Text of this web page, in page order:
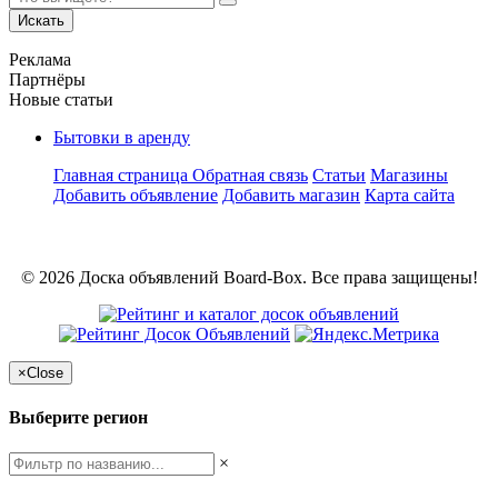
Искать
Реклама
Партнёры
Новые статьи
Бытовки в аренду
Главная страница Обратная связь Статьи Магазины
Добавить объявление Добавить магазин Карта сайта
© 2026 Доска объявлений Board-Box. Все права защищены!
×Close
Выберите регион
×